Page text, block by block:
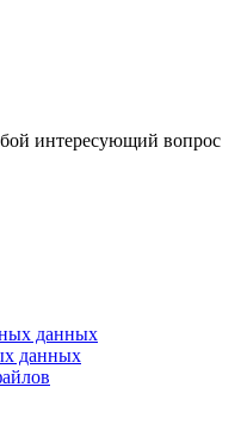
интересующий вопрос
данных
данных